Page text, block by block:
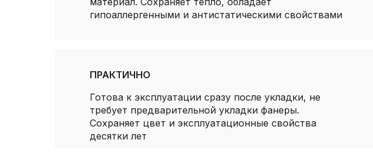
Готова к эксплуатации сразу после укладки, не
требует предварительной укладки фанеры.
Сохраняет цвет и эксплуатационные свойства
десятки лет
ПРАКТИЧНО
гипоаллергенными и антистатическими свойствами